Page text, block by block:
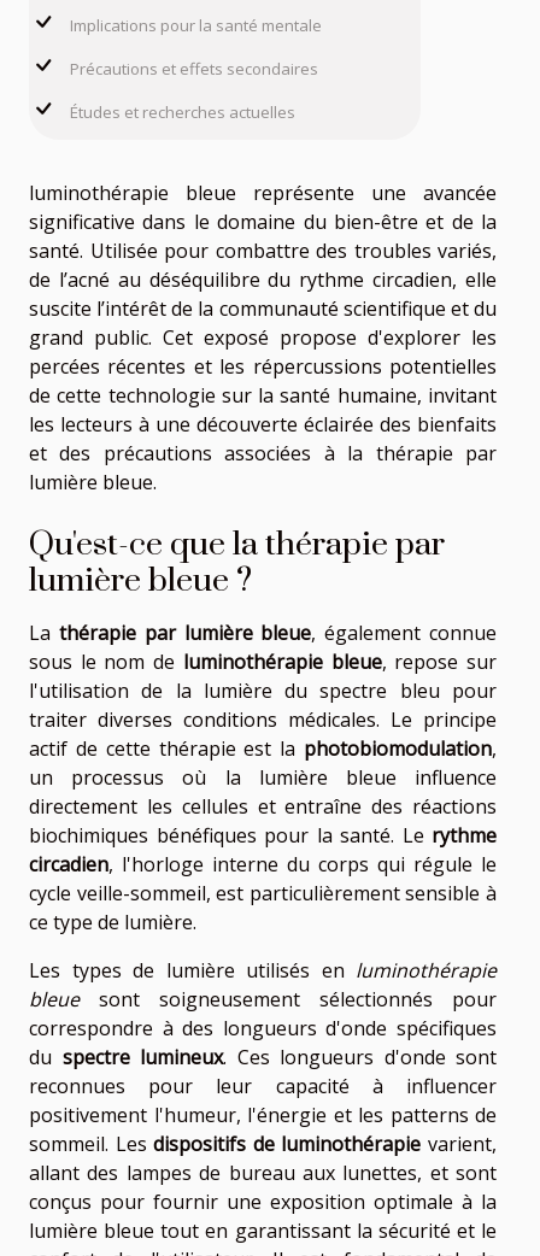
Implications pour la santé mentale
Précautions et effets secondaires
Études et recherches actuelles
luminothérapie bleue représente une avancée
significative dans le domaine du bien-être et de la
santé. Utilisée pour combattre des troubles variés,
de l’acné au déséquilibre du rythme circadien, elle
suscite l’intérêt de la communauté scientifique et du
grand public. Cet exposé propose d'explorer les
percées récentes et les répercussions potentielles
de cette technologie sur la santé humaine, invitant
les lecteurs à une découverte éclairée des bienfaits
et des précautions associées à la thérapie par
lumière bleue.
Qu'est-ce que la thérapie par
lumière bleue ?
La thérapie par lumière bleue, également connue
sous le nom de luminothérapie bleue, repose sur
l'utilisation de la lumière du spectre bleu pour
traiter diverses conditions médicales. Le principe
actif de cette thérapie est la photobiomodulation,
un processus où la lumière bleue influence
directement les cellules et entraîne des réactions
biochimiques bénéfiques pour la santé. Le rythme
circadien, l'horloge interne du corps qui régule le
cycle veille-sommeil, est particulièrement sensible à
ce type de lumière.
Les types de lumière utilisés en luminothérapie
bleuesont soigneusement sélectionnés pour
correspondre à des longueurs d'onde spécifiques
du spectre lumineux. Ces longueurs d'onde sont
reconnues pour leur capacité à influencer
positivement l'humeur, l'énergie et les patterns de
sommeil. Lesdispositifs de luminothérapie varient,
allant des lampes de bureau aux lunettes, et sont
conçus pour fournir une exposition optimale à la
lumière bleue tout en garantissant la sécurité et le